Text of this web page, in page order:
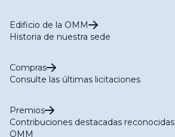
Edificio de la OMM
Historia de nuestra sede
Compras
Consulte las últimas licitaciones
Premios
Contribuciones destacadas
OMM